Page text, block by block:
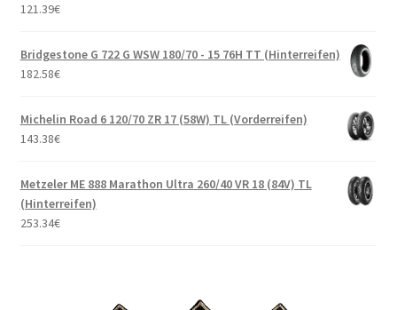
121.39€
Bridgestone G 722 G WSW 180/70 - 15 76H TT (Hinterreifen)
182.58€
Michelin Road 6 120/70 ZR 17 (58W) TL (Vorderreifen)
143.38€
Metzeler ME 888 Marathon Ultra 260/40 VR 18 (84V) TL
(Hinterreifen)
253.34€